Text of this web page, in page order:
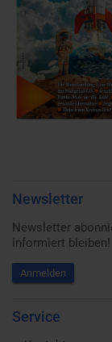
Newsletter
Newsletter
informiert bleiben!
Anmelden
Service